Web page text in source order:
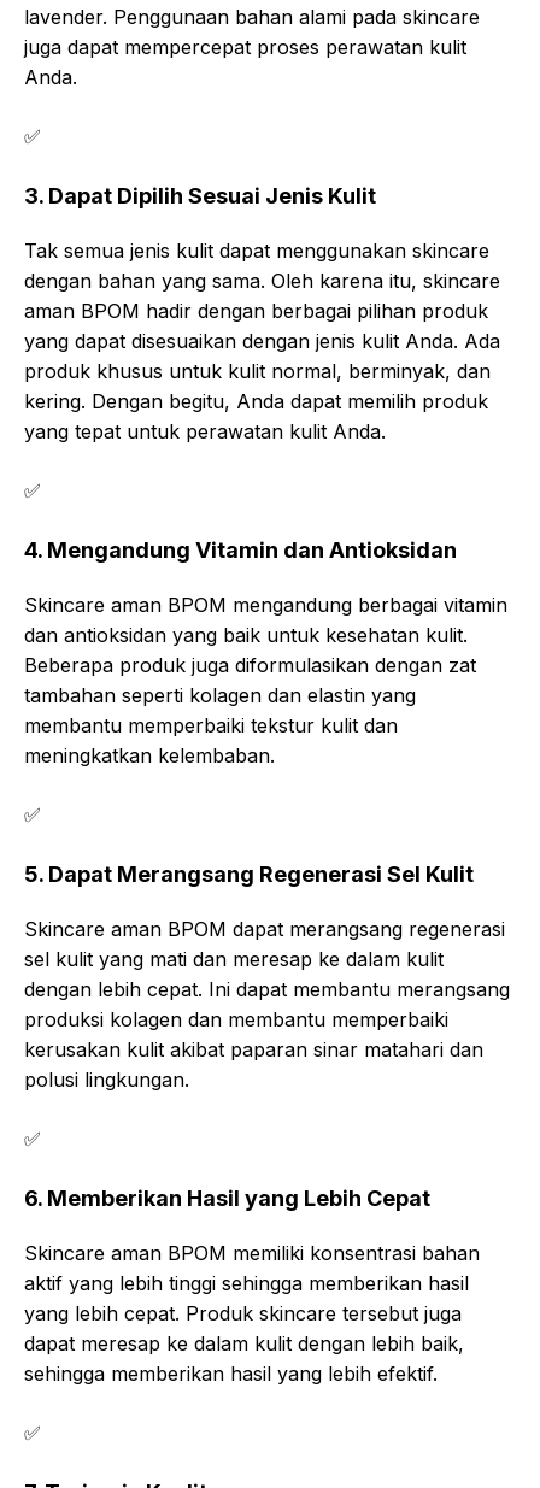
lavender. Penggunaan bahan alami pada skincare
juga dapat mempercepat proses perawatan kulit
Anda.
✅
3. Dapat Dipilih Sesuai Jenis Kulit
Tak semua jenis kulit dapat menggunakan skincare
dengan bahan yang sama. Oleh karena itu, skincare
aman BPOM hadir dengan berbagai pilihan produk
yang dapat disesuaikan dengan jenis kulit Anda. Ada
produk khusus untuk kulit normal, berminyak, dan
kering. Dengan begitu, Anda dapat memilih produk
yang tepat untuk perawatan kulit Anda.
✅
4. Mengandung Vitamin dan Antioksidan
Skincare aman BPOM mengandung berbagai vitamin
dan antioksidan yang baik untuk kesehatan kulit.
Beberapa produk juga diformulasikan dengan zat
tambahan seperti kolagen dan elastin yang
membantu memperbaiki tekstur kulit dan
meningkatkan kelembaban.
✅
5. Dapat Merangsang Regenerasi Sel Kulit
Skincare aman BPOM dapat merangsang regenerasi
sel kulit yang mati dan meresap ke dalam kulit
dengan lebih cepat. Ini dapat membantu merangsang
produksi kolagen dan membantu memperbaiki
kerusakan kulit akibat paparan sinar matahari dan
polusi lingkungan.
✅
6. Memberikan Hasil yang Lebih Cepat
Skincare aman BPOM memiliki konsentrasi bahan
aktif yang lebih tinggi sehingga memberikan hasil
yang lebih cepat. Produk skincare tersebut juga
dapat meresap ke dalam kulit dengan lebih baik,
sehingga memberikan hasil yang lebih efektif.
✅